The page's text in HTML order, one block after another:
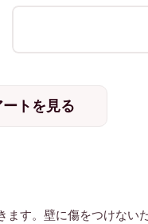
ートを見る
ます。壁に傷をつけない